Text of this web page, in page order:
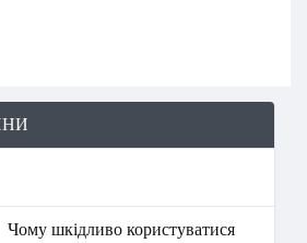
Чому шкідливо користуватися